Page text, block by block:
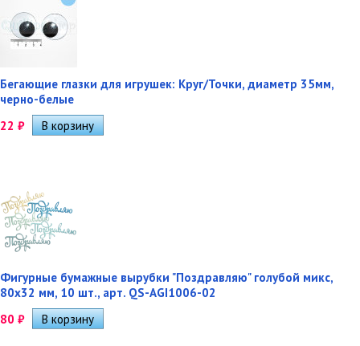
Бегающие глазки для игрушек: Круг/Точки, диаметр 35мм,
черно-белые
22 ₽
Фигурные бумажные вырубки "Поздравляю" голубой микс,
80х32 мм, 10 шт., арт. QS-AGI1006-02
80 ₽